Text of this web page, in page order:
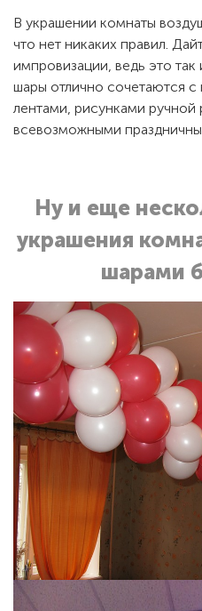
В украшении комнаты
что нет никаких правил.
импровизации, ведь это
шары отлично сочетаются с
лентами, рисунками ручной
всевозможными
Ну и еще
украшения
шарами